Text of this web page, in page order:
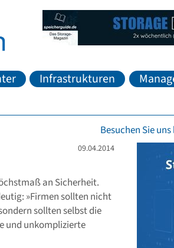
Infrastrukturen
Besuchen Sie uns
09.04.2014
an Sicherheit.
»Firmen sollten nicht
sollten selbst die
und unkomplizierte